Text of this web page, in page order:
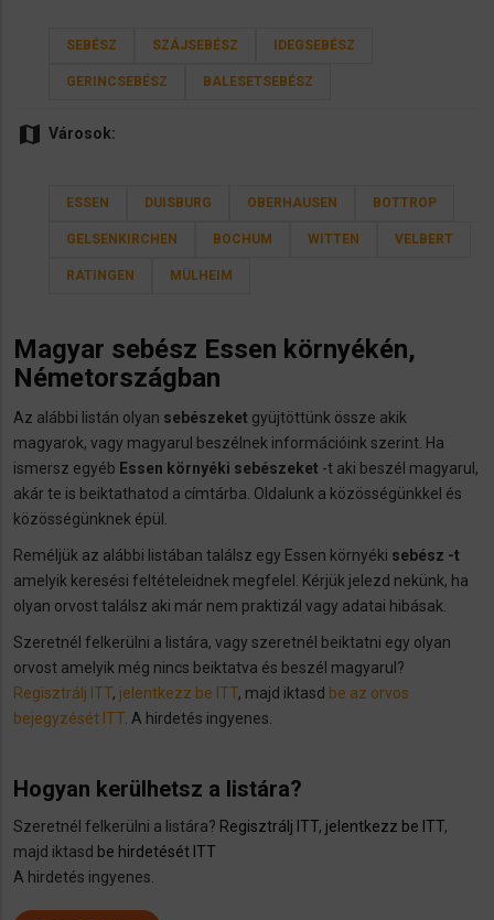
SEBÉSZ SZÁJSEBÉSZ IDEGSEBÉSZ
GERINCSEBÉSZ BALESETSEBÉSZ
map Városok:
ESSEN DUISBURG OBERHAUSEN BOTTROP
GELSENKIRCHEN BOCHUM WITTEN VELBERT
RATINGEN MÜLHEIM
Magyar sebész Essen környékén,
Németországban
Az alábbi listán olyan sebészeket gyüjtöttünk össze akik
magyarok, vagy magyarul beszélnek információink szerint. Ha
ismersz egyéb Essen környéki sebészeket -t aki beszél magyarul,
akár te is beiktathatod a címtárba. Oldalunk a közösségünkkel és
közösségünknek épül.
Reméljük az alábbi listában találsz egy Essen környéki sebész -t
amelyik keresési feltételeidnek megfelel. Kérjük jelezd nekünk, ha
olyan orvost találsz aki már nem praktizál vagy adatai hibásak.
Szeretnél felkerülni a listára, vagy szeretnél beiktatni egy olyan
orvost amelyik még nincs beiktatva és beszél magyarul?
Regisztrálj ITT, jelentkezz be ITT, majd iktasd be az orvos
bejegyzését ITT . A hirdetés ingyenes.
Hogyan kerülhetsz a listára?
Szeretnél felkerülni a listára? Regisztrálj ITT, jelentkezz be ITT,
majd iktasd be hirdetését ITT
A hirdetés ingyenes.